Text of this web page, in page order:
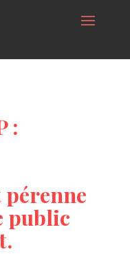
:
public